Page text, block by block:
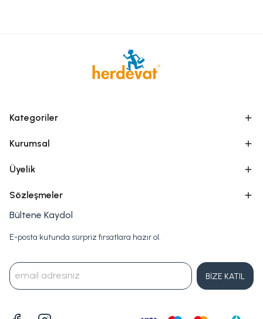
Kategoriler
Kurumsal
Üyelik
Sözleşmeler
Bültene Kaydol
E-posta kutunda sürpriz fırsatlara hazır ol.
BİZE KATIL